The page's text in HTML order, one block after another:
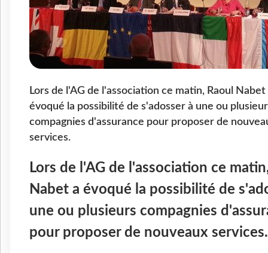
Lors de l'AG de l'association ce matin, Raoul Nabet
évoqué la possibilité de s'adosser à une ou
compagnies d'assurance pour proposer de
services.
Lors de l'AG de l'association ce
Nabet a évoqué la possibilité de
une ou plusieurs compagnies
pour proposer de nouveaux services.